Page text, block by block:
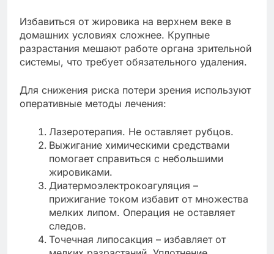
Избавиться от жировика на верхнем веке в
домашних условиях сложнее. Крупные
разрастания мешают работе органа зрительной
системы, что требует обязательного удаления.
Для снижения риска потери зрения используют
оперативные методы лечения:
Лазеротерапия. Не оставляет рубцов.
Выжигание химическими средствами
помогает справиться с небольшими
жировиками.
Диатермоэлектрокоагуляция –
прижигание током избавит от множества
мелких липом. Операция не оставляет
следов.
Точечная липосакция – избавляет от